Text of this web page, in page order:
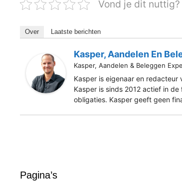
Vond je dit nuttig?
Over Laatste berichten
Kasper, Aandelen En
Kasper, Aandelen & Beleggen
Kasper is eigenaar en redacteur
Kasper is sinds 2012 actief in
obligaties. Kasper geeft geen
Pagina’s